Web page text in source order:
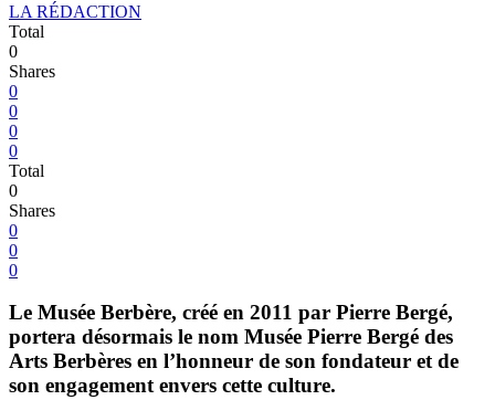
LA RÉDACTION
Total
0
Shares
0
0
0
0
Total
0
Shares
0
0
0
Le Musée Berbère, créé en 2011 par Pierre Bergé,
portera désormais le nom Musée Pierre Bergé des
Arts Berbères en l’honneur de son fondateur et de
son engagement envers cette culture.